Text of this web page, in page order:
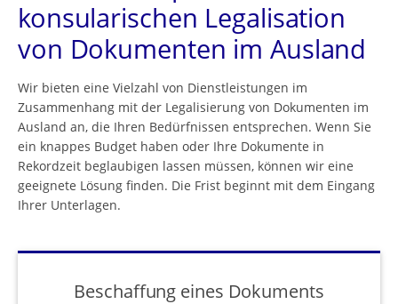
konsularischen Legalisation
von Dokumenten im Ausland
Wir bieten eine Vielzahl von Dienstleistungen im
Zusammenhang mit der Legalisierung von Dokumenten im
Ausland an, die Ihren Bedürfnissen entsprechen. Wenn Sie
ein knappes Budget haben oder Ihre Dokumente in
Rekordzeit beglaubigen lassen müssen, können wir eine
geeignete Lösung finden. Die Frist beginnt mit dem Eingang
Ihrer Unterlagen.
Beschaffung eines Dokuments